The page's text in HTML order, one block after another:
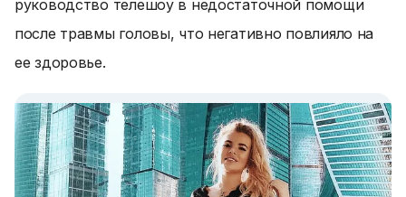
руководство телешоу в недостаточной помощи
после травмы головы, что негативно повлияло на
ее здоровье.